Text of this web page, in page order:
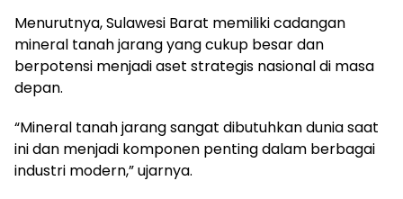
Menurutnya, Sulawesi Barat memiliki cadangan
mineral tanah jarang yang cukup besar dan
berpotensi menjadi aset strategis nasional di masa
depan.
“Mineral tanah jarang sangat dibutuhkan dunia saat
ini dan menjadi komponen penting dalam berbagai
industri modern,” ujarnya.